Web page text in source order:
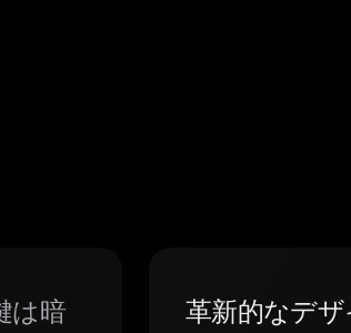
は暗
革新的なデ